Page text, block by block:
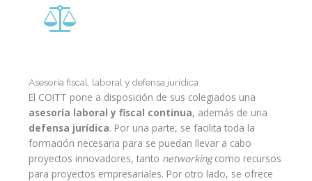
Asesoría fiscal, laboral y defensa jurídica
El COITT pone a disposición de sus colegiados una
asesoría laboral y fiscal continua, además de una
defensa jurídica. Por una parte, se facilita toda la
formación necesaria para se puedan llevar a cabo
proyectos innovadores, tanto networkingcomo recursos
para proyectos empresariales. Por otro lado, se ofrece